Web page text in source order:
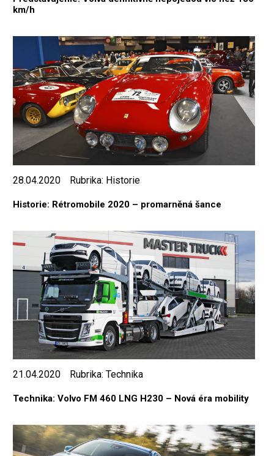
km/h
28.04.2020 Rubrika: Historie
Historie: Rétromobile 2020 – promarněná šance
21.04.2020 Rubrika: Technika
Technika: Volvo FM 460 LNG H230 – Nová éra mobility